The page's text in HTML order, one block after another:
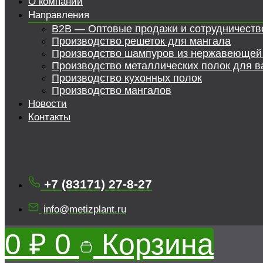
Направления
B2B — Оптовые продажи и
Производство решеток для мангала
Производство шампуров из нержавеющей
Производство металлических полок для
Производство кухонных полок
Производство мангалов
Новости
Контакты
+7 (83171) 27-8-27
info@metizplant.ru
0 ₽ 0 Корзина